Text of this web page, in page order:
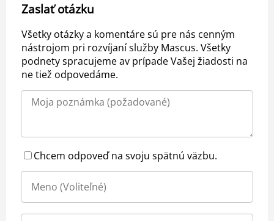
Zaslať otázku
Všetky otázky a komentáre sú pre nás cenným
nástrojom pri rozvíjaní služby Mascus. Všetky
podnety spracujeme av prípade Vašej žiadosti na
ne tiež odpovedáme.
Chcem odpoveď na svoju spätnú väzbu.